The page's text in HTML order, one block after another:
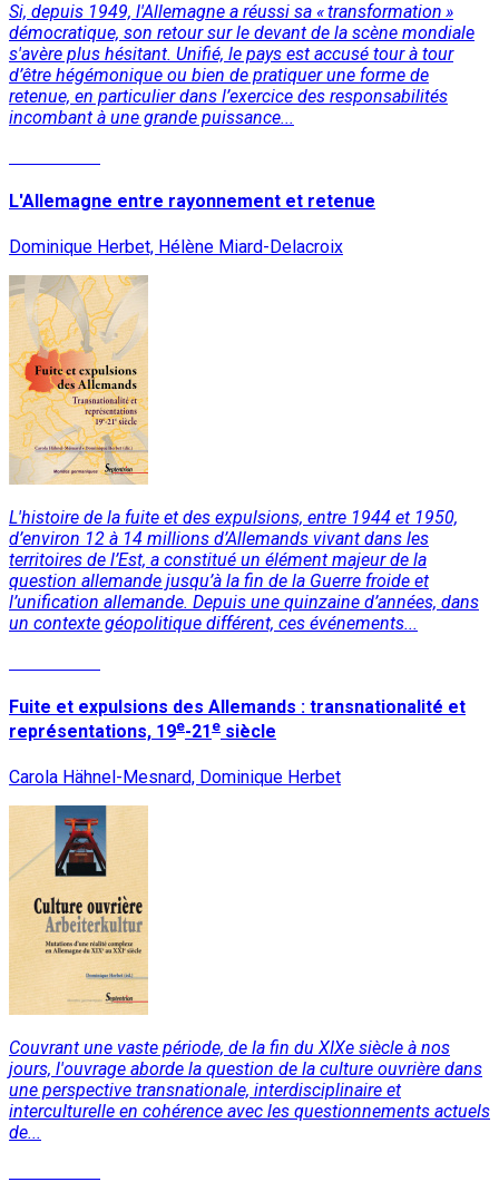
Si, depuis 1949, l'Allemagne a réussi sa « transformation »
démocratique, son retour sur le devant de la scène mondiale
s'avère plus hésitant. Unifié, le pays est accusé tour à tour
d’être hégémonique ou bien de pratiquer une forme de
retenue, en particulier dans l’exercice des responsabilités
incombant à une grande puissance...
L'Allemagne entre rayonnement et retenue
Dominique Herbet, Hélène Miard-Delacroix
L'histoire de la fuite et des expulsions, entre 1944 et 1950,
d’environ 12 à 14 millions d’Allemands vivant dans les
territoires de l’Est, a constitué un élément majeur de la
question allemande jusqu’à la fin de la Guerre froide et
l’unification allemande. Depuis une quinzaine d’années, dans
un contexte géopolitique différent, ces événements...
Fuite et expulsions des Allemands : transnationalité et
représentations, 19e-21 e siècle
Carola Hähnel-Mesnard, Dominique Herbet
Couvrant une vaste période, de la fin du XIXe siècle à nos
jours, l'ouvrage aborde la question de la culture ouvrière dans
une perspective transnationale, interdisciplinaire et
interculturelle en cohérence avec les questionnements actuels
de...